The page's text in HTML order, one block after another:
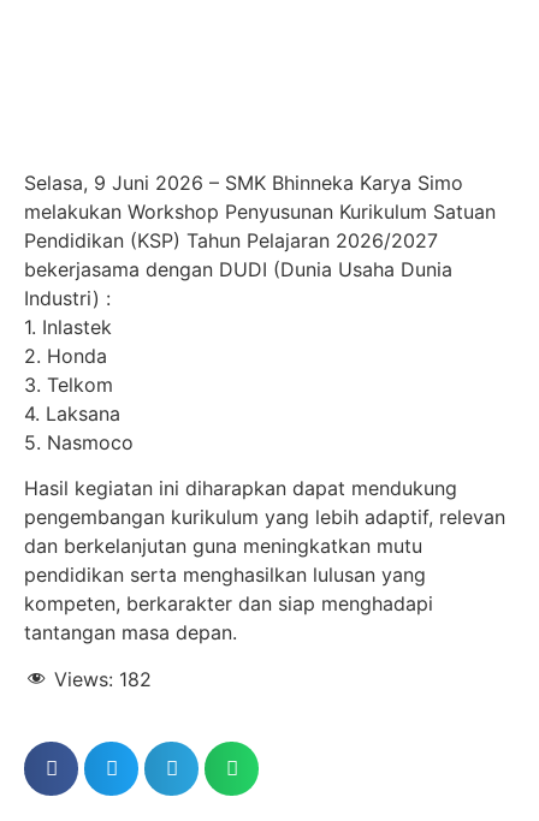
Selasa, 9 Juni 2026 – SMK Bhinneka Karya Simo
melakukan Workshop Penyusunan Kurikulum Satuan
Pendidikan (KSP) Tahun Pelajaran 2026/2027
bekerjasama dengan DUDI (Dunia Usaha Dunia
Industri) :
1. Inlastek
2. Honda
3. Telkom
4. Laksana
5. Nasmoco
Hasil kegiatan ini diharapkan dapat mendukung
pengembangan kurikulum yang lebih adaptif, relevan
dan berkelanjutan guna meningkatkan mutu
pendidikan serta menghasilkan lulusan yang
kompeten, berkarakter dan siap menghadapi
tantangan masa depan.
Views: 182